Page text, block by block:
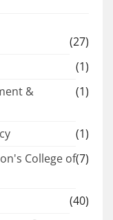
(27)
(1)
&
(1)
(1)
College of(7)
(40)